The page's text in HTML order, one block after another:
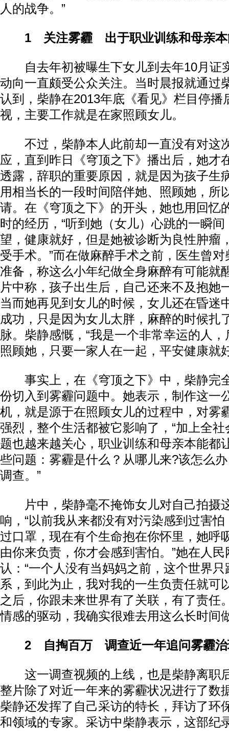
人的战争。”
1 关注雾霾 出于职业训练和母亲本
自去年初被曝生下女儿到去年10月证
动向一直颇受公众关注。当时晨报就通过
认到，柴静在2013年底《看见》栏目停播
视，主要工作就是在家照顾女儿。
不过，柴静本人此前却一直没有对这
应，直到昨日《穹顶之下》播出后，她才
透露，辞职的重要原因，就是因为孩子生
用相当长的一段时间陪伴她、照顾她，所
请。在《穹顶之下》的开头，她也用回忆
时的经历，“听到她（女儿）心跳的一瞬
望，健康就好，但是她被诊断为良性肿瘤
受手术。”而在做麻醉手术之前，医生曾
准备，称这么小年纪做全身麻醉有可能就
片中称，孩子出生后，自己还来不及抱她
当而她再见到女儿的时候，女儿还在昏迷
成功，只是因为女儿太胖，麻醉的时候扎
脉。柴静感慨，“我是一个非常幸运的人
照顾她，只要一家人在一起，平安健康就
事实上，在《穹顶之下》中，柴静完
份切入到雾霾问题中。她表示，制作这一
机，就是源于在照顾女儿的过程中，对雾
强烈，整个生活都被它影响了，“加上全
题也越来越关心，职业训练和母亲本能都
些问题：雾霾是什么？从哪儿来?该怎么
调查。”
片中，柴静毫不掩饰女儿对自己拍摄
响，“以前我从来都没有对污染感到过害
过口罩，现在有个生命抱在你怀里，她呼
由你来负责，你才会感到害怕。”她在人
认：“一个人没有当妈妈之前，这个世界
系，到此为止，我对我的一生负责任就可
之后，你跟未来世界有了关联，有了责任
情感的驱动，我确实很难去用这么长时间
2 自掏百万 调查近一年追问雾霾治
这一调查视频的上线，也是柴静离职
整片除了对近一年来的雾霾状况进行了数
柴静还发挥了自己采访的特长，拜访了环
和领域的专家。采访中柴静表示，这部纪